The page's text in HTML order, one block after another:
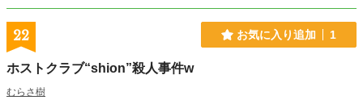
22 お気に入り追加 1
ホストクラブ“shion”殺人事件w
むらさ樹